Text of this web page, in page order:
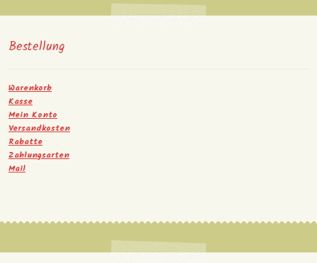
Bestellung
Warenkorb
Kasse
Mein Konto
Versandkosten
Rabatte
Zahlungsarten
Mail